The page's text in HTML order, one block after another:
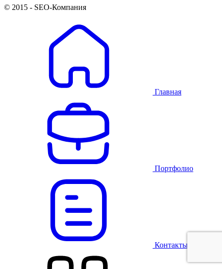
© 2015 - SEO-Компания
Главная
Портфолио
Контакты